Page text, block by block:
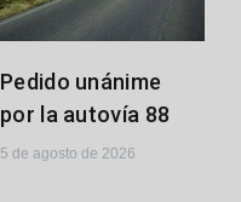
Pedido unánime
por la autovía 88
5 de agosto de 2026